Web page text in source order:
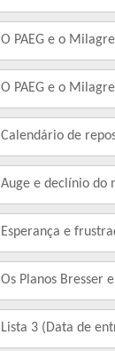
O PAEG e o
O PAEG e o
Calendário de
Auge e declínio do
Esperança e
Os Planos Bresser
Lista 3 (Data de